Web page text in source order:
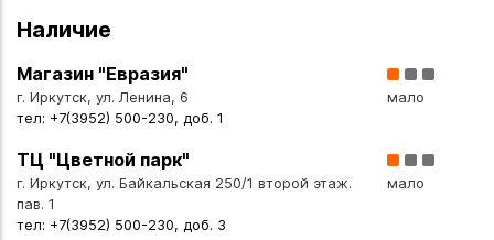
Эффектная подача. Превратит обычную дегустацию
коньяка или бренди в незабываемое событие. Гости точно
обратят внимание на столь неординарный аксессуар.
механическим повреждениям.
Универсальность. Подходит для подачи коньяка, бренди и
Наличие
Магазин "Евразия"
г. Иркутск, ул. Ленина, 6
тел: +7(3952) 500-230, доб. 1
мало
ТЦ "Цветной парк"
г. Иркутск, ул. Байкальская 250/1 второй этаж.
пав. 1
тел: +7(3952) 500-230, доб. 3
мало